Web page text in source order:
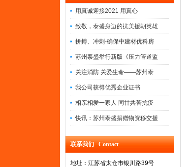
用真诚迎接2021 用真心
致敬，泰盛身边的抗美援朝英雄
拼搏、冲刺-确保中建材优科房
苏州泰盛举行新版《压力管道监
关注消防 关爱生命——苏州泰
我公司获得优秀企业证书
相亲相爱一家人 同甘共苦抗疫
快讯：苏州泰盛捐赠物资移交援
联系我们 Contact
地址：江苏省太仓市银川路39号